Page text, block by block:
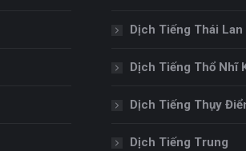
Dịch Tiếng Thái Lan
Dịch Tiếng Thổ Nhĩ
Dịch Tiếng Thụy
Dịch Tiếng Trung